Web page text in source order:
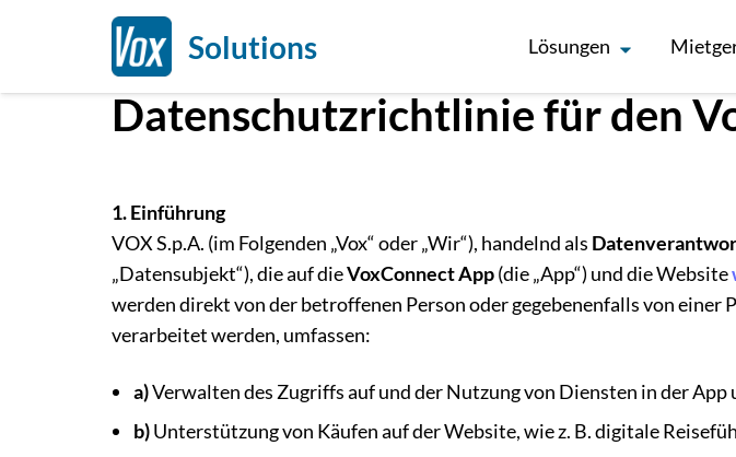
Solutions Lösungen
Datenschutzrichtlinie für den
1. Einführung
VOX S.p.A. (im Folgenden „Vox“ oder „Wir“), handelnd als
„Datensubjekt“), die auf dieVoxConnect App(die „App“) und die Website
werden direkt von der betroffenen Person oder gegebenenfalls von
verarbeitet werden, umfassen:
a)Verwalten des Zugriffs auf und der Nutzung von Diensten in der App
b)Unterstützung von Käufen auf der Website, wie z. B. digitale